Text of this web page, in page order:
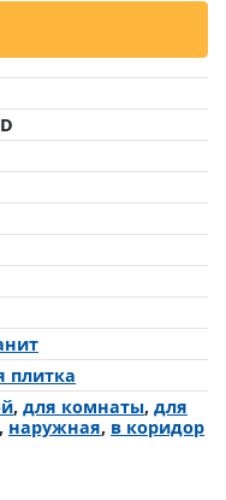
плитка
, для комнаты, для
, наружная, в коридор